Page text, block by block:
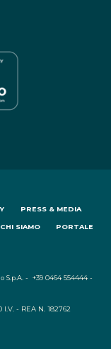
PRESS & MEDIA
CHI SIAMO PORTALE
- +39 0464 554444 -
I.V. - REA N. 182762